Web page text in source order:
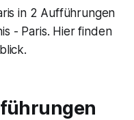
in 2 Aufführungen
- Paris. Hier finden